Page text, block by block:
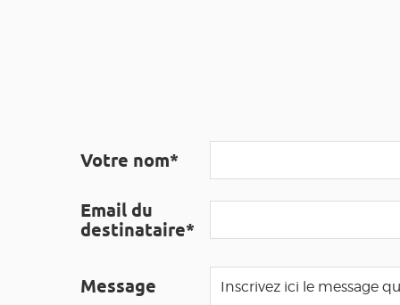
Votre nom*
Email du
destinataire*
Message